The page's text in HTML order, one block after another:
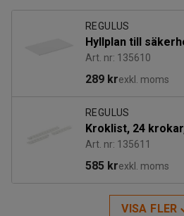
REGULUS
Hyllplan till
Art. nr: 135610
289 krexkl. moms
REGULUS
Kroklist, 24
Art. nr: 135611
585 krexkl. moms
VISA FLER